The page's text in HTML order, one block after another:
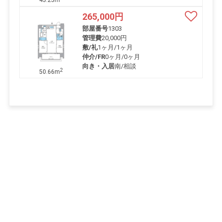
50.66m2
265,000円
部屋番号1303
管理費20,000円
敷/礼1ヶ月 /1ヶ月
仲介/FR0ヶ月 /0ヶ月
向き・入居南/相談